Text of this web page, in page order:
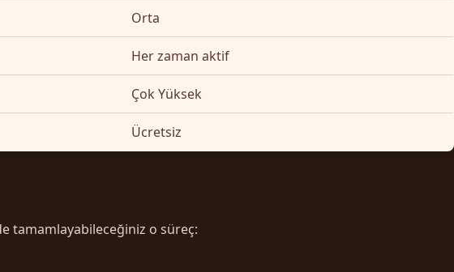
Orta
Her zaman aktif
Çok Yüksek
Ücretsiz
tamamlayabileceğiniz o süreç: